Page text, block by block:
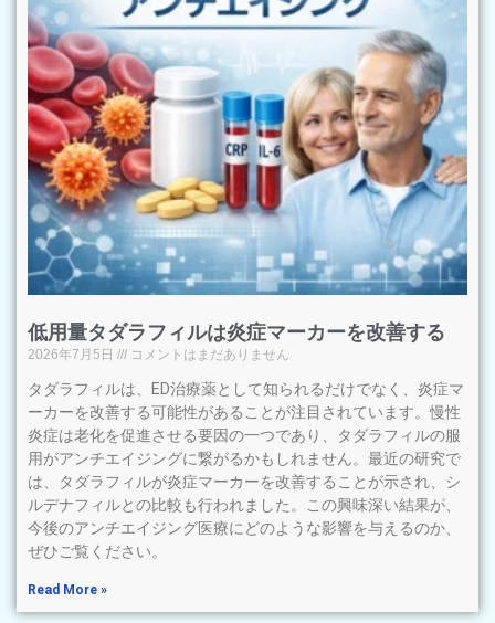
低用量タダラフィルは炎症マーカーを改善する
2026年7月5日 コメントはまだありません
タダラフィルは、ED治療薬として知られるだけでなく、炎症マ
ーカーを改善する可能性があることが注目されています。慢性
炎症は老化を促進させる要因の一つであり、タダラフィルの服
用がアンチエイジングに繋がるかもしれません。最近の研究で
は、タダラフィルが炎症マーカーを改善することが示され、シ
ルデナフィルとの比較も行われました。この興味深い結果が、
今後のアンチエイジング医療にどのような影響を与えるのか、
ぜひご覧ください。
Read More »